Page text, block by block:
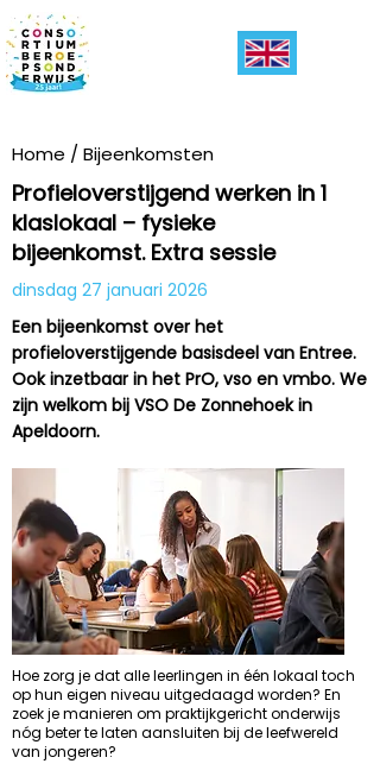
Home / Bijeenkomsten
Profieloverstijgend werken in 1
klaslokaal – fysieke
bijeenkomst. Extra sessie
dinsdag 27 januari 2026
Een bijeenkomst over het
profieloverstijgende basisdeel van Entree.
Ook inzetbaar in het PrO, vso en vmbo. We
zijn welkom bij VSO De Zonnehoek in
Apeldoorn.
Hoe zorg je dat alle leerlingen in één lokaal toch
op hun eigen niveau uitgedaagd worden? En
zoek je manieren om praktijkgericht onderwijs
nóg beter te laten aansluiten bij de leefwereld
van jongeren?